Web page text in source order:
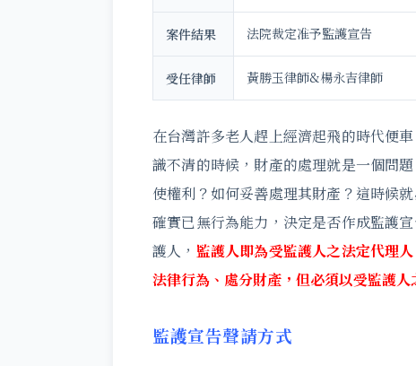
案件結果 法院裁定准予監護宣告
受任律師 黃勝玉律師&楊永吉律師
在台灣許多老人趕上經濟起飛的時代便
識不清的時候，財產的處理就是一個問
使權利？如何妥善處理其財產？這時候
確實已無行為能力，決定是否作成監護
護人， 監護人即為受監護人之法定代理
法律行為、處分財產，但必須以受監護人
監護宣告聲請方式